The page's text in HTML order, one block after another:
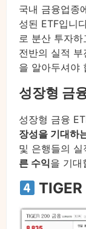
국내 금융업종
성된 ETF입니
로 분산 투자
전반의 실적
을 알아두셔야
성장형 금
성장형 금융
장성을 기대하
및 은행들의
른 수익을 기대